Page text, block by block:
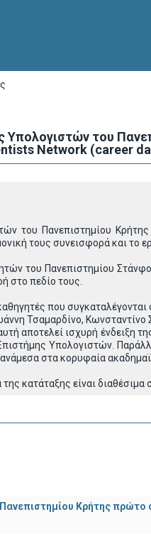
του
Network (career
του Πανεπιστημίου
τους συνεισφορά και το
του Πανεπιστημίου
στο πεδίο τους.
που
Τσαμαρδίνο, Κωνσταντίνο
αποτελεί ισχυρή ένδειξη
Υπολογιστών.
στα κορυφαία
κατάταξης είναι διαθέσιμα
Κρήτης πρώτο